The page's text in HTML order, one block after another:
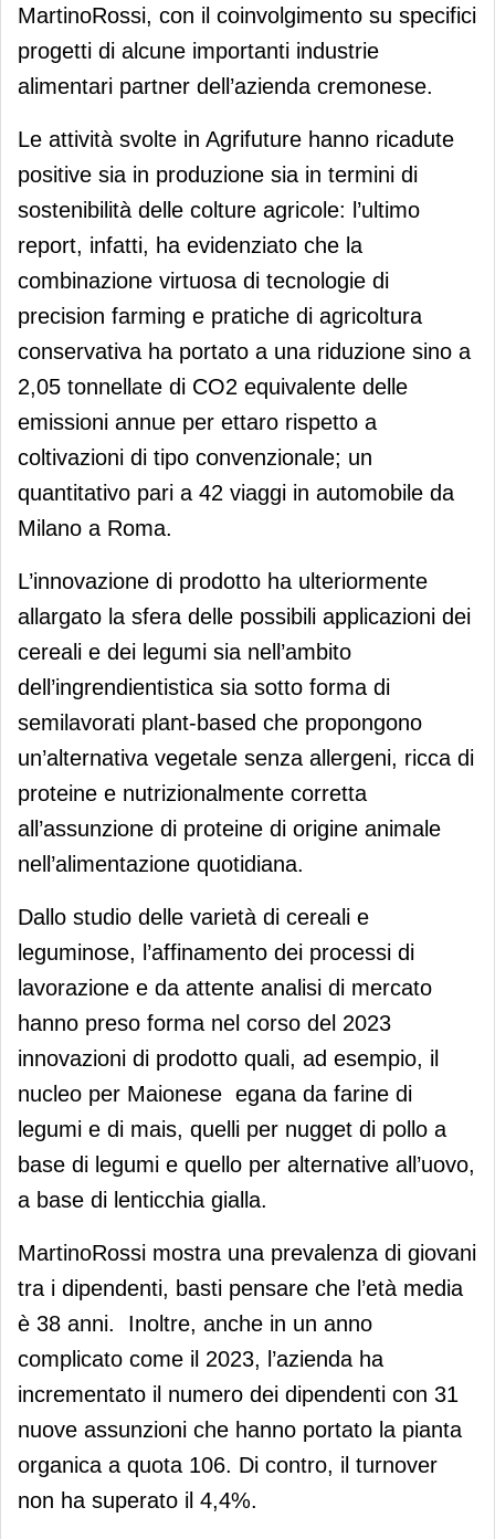
MartinoRossi, con il coinvolgimento su specifici
progetti di alcune importanti industrie
alimentari partner dell’azienda cremonese.
Le attività svolte in Agrifuture hanno ricadute
positive sia in produzione sia in termini di
sostenibilità delle colture agricole: l’ultimo
report, infatti, ha evidenziato che la
combinazione virtuosa di tecnologie di
precision farming e pratiche di agricoltura
conservativa ha portato a una riduzione sino a
2,05 tonnellate di CO2 equivalente delle
emissioni annue per ettaro rispetto a
coltivazioni di tipo convenzionale; un
quantitativo pari a 42 viaggi in automobile da
Milano a Roma.
L’innovazione di prodotto ha ulteriormente
allargato la sfera delle possibili applicazioni dei
cereali e dei legumi sia nell’ambito
dell’ingrendientistica sia sotto forma di
semilavorati plant-based che propongono
un’alternativa vegetale senza allergeni, ricca di
proteine e nutrizionalmente corretta
all’assunzione di proteine di origine animale
nell’alimentazione quotidiana.
Dallo studio delle varietà di cereali e
leguminose, l’affinamento dei processi di
lavorazione e da attente analisi di mercato
hanno preso forma nel corso del 2023
innovazioni di prodotto quali, ad esempio, il
nucleo per Maionese egana da farine di
legumi e di mais, quelli per nugget di pollo a
base di legumi e quello per alternative all’uovo,
a base di lenticchia gialla.
MartinoRossi mostra una prevalenza di giovani
tra i dipendenti, basti pensare che l’età media
è 38 anni. Inoltre, anche in un anno
complicato come il 2023, l’azienda ha
incrementato il numero dei dipendenti con 31
nuove assunzioni che hanno portato la pianta
organica a quota 106. Di contro, il turnover
non ha superato il 4,4%.